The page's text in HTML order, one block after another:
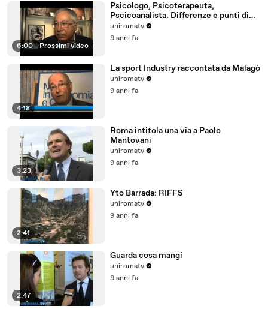
6:00 | Prossimi video
Psicologo, Psicoterapeuta,
Pscicoanalista. Differenze e punti di
incontro
uniromatv
9 anni fa
4:18
La sport Industry raccontata da Malagò
uniromatv
9 anni fa
3:23
Roma intitola una via a Paolo
Mantovani
uniromatv
9 anni fa
2:41
Yto Barrada: RIFFS
uniromatv
9 anni fa
2:47
Guarda cosa mangi
uniromatv
9 anni fa